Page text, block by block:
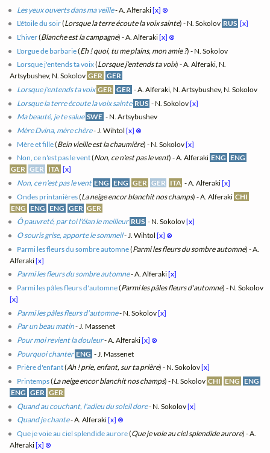
Les yeux ouverts dans ma veille- A. Alferaki[x] ⊗
L'étoile du soir(Lorsque la terre écoute la voix sainte) - N. Sokolov RUS [x]
L'hiver(Blanche est la campagne) - A. Alferaki[x] ⊗
L'orgue de barbarie(Eh ! quoi, tu me plains, mon amie ?) - N. Sokolov
Lorsque j'entends ta voix(Lorsque j'entends ta voix) - A. Alferaki, N.
Artsybushev, N. Sokolov GER GER
Lorsque j'entends ta voix GER GER - A. Alferaki, N. Artsybushev, N. Sokolov
Lorsque la terre écoute la voix sainte RUS - N. Sokolov[x]
Ma beauté, je te salue SWE - N. Artsybushev
Mère Dvina, mère chère- J. Wihtol[x] ⊗
Mère et fille(Bein vieille est la chaumière) - N. Sokolov[x]
Non, ce n'est pas le vent(Non, ce n'est pas le vent) - A. Alferaki ENG ENG
GER GER ITA [x]
Non, ce n'est pas le vent ENG ENG GER GER ITA - A. Alferaki[x]
Ondes printanières(La neige encor blanchit nos champs) - A. Alferaki CHI
ENG ENG ENG GER GER
Ô pauvreté, par toi l'élan le meilleur RUS - N. Sokolov[x]
O souris grise, apporte le sommeil- J. Wihtol[x] ⊗
Parmi les fleurs du sombre automne(Parmi les fleurs du sombre automne) - A.
Alferaki[x]
Parmi les fleurs du sombre automne- A. Alferaki[x]
Parmi les pâles fleurs d'automne(Parmi les pâles fleurs d'automne) - N. Sokolov
[x]
Parmi les pâles fleurs d'automne- N. Sokolov[x]
Par un beau matin- J. Massenet
Pour moi revient la douleur- A. Alferaki[x] ⊗
Pourquoi chanter ENG - J. Massenet
Prière d'enfant(Ah ! prie, enfant, sur ta prière) - N. Sokolov[x]
Printemps(La neige encor blanchit nos champs) - N. Sokolov CHI ENG ENG
ENG GER GER
Quand au couchant, l'adieu du soleil dore- N. Sokolov[x]
Quand je chante- A. Alferaki[x] ⊗
Que je voie au ciel splendide aurore(Que je voie au ciel splendide aurore) - A.
Alferaki[x] ⊗